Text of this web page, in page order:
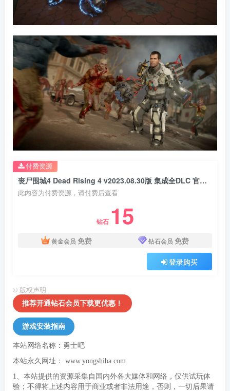
丧尸围城4 Dead Rising 4 v2023.08.30版 集成全DLC 官方中文 3 2 2绝密档案 1丧尸围城3 天启版 Dead Rising 3 v1.0.0.6版 集成全DLC 官方中文
此内容为付费资源，请付费后查看
钻石 15
黄金会员 免费 钻石会员 免费
登录购买
付费资源
© 版权声明
推荐开通钻石会员下载更优惠！
游戏安装指南
本站网络名称：勇士吧
本站永久网址： www.yongshiba.com
1、本站提供的资源采集自国内外各大媒体和网络，仅供试玩体
验；不得将上述内容用于商业或者非法用途，否则，一切后果请